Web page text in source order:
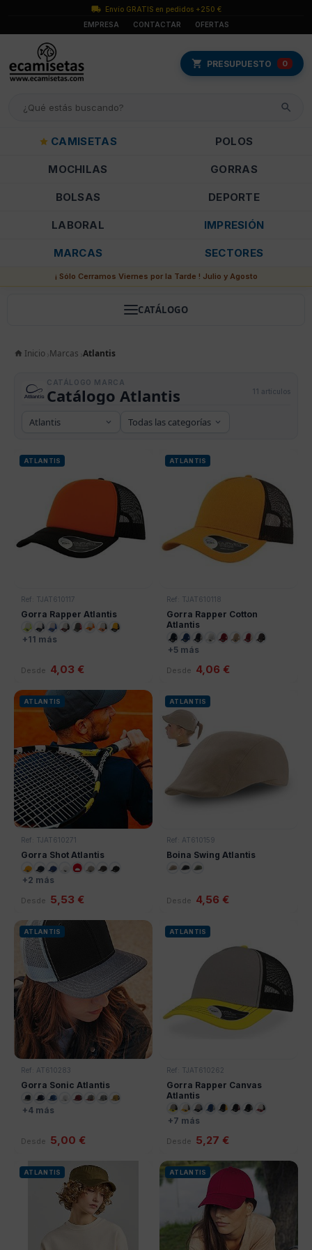
Envío GRATIS en pedidos +250 €
EMPRESA
CONTACTAR OFERTAS
PRESUPUESTO 0
CAMISETAS POLOS
MOCHILAS GORRAS
BOLSAS DEPORTE
LABORAL IMPRESIÓN
MARCAS SECTORES
¡ Sólo Cerramos Viernes por la Tarde ! Julio y Agosto
CATÁLOGO
Inicio Marcas Atlantis
CATÁLOGO MARCA
Catálogo Atlantis 11 artículos
ATLANTIS
Ref: TJAT610117
Gorra Rapper Atlantis
+11 más
Desde 4,03 €
ATLANTIS
Ref: TJAT610118
Gorra Rapper Cotton
Atlantis
+5 más
Desde 4,06 €
ATLANTIS
Ref: TJAT610271
Gorra Shot Atlantis
+2 más
Desde 5,53 €
ATLANTIS
Ref: AT610159
Boina Swing Atlantis
Desde 4,56 €
ATLANTIS
Ref: AT610283
Gorra Sonic Atlantis
+4 más
Desde 5,00 €
ATLANTIS
Ref: TJAT610262
Gorra Rapper Canvas
Atlantis
+7 más
Desde 5,27 €
ATLANTIS ATLANTIS